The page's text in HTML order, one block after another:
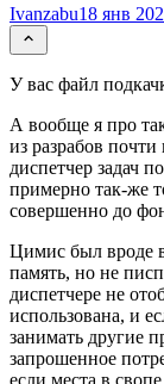
Ivanzabu18 янв
У вас файл
А вообще я про
из разрабов
диспетчер задач
примерно так-же
совершенно до
Цимис был вроде
память, но не
диспетчере не
использована, и
занимать другие
запрошенное
если места в